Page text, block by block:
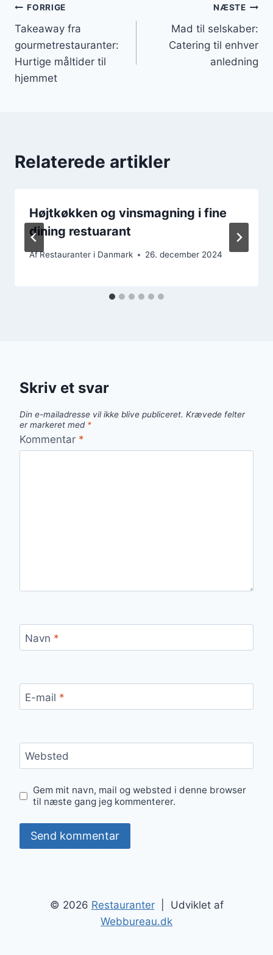
Indlægsnavigation
FORRIGE
Takeaway fra
gourmetrestauranter:
Hurtige måltider til
hjemmet
NÆSTE
Mad til selskaber:
Catering til enhver
anledning
Relaterede artikler
Højtkøkken og vinsmagning i fine
dining restuarant
AfRestauranter i Danmark 26. december 2024
Skriv et svar
Din e-mailadresse vil ikke blive publiceret. Krævede felter
er markeret med *
Kommentar *
Navn *
E-mail *
Websted
Gem mit navn, mail og websted i denne browser
til næste gang jeg kommenterer.
© 2026 Restauranter| Udviklet af
Webbureau.dk